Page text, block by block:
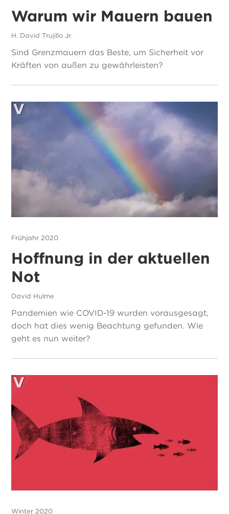
Warum wir Mauern bauen
H. David Trujillo Jr.
Sind Grenzmauern das Beste, um Sicherheit vor
Kräften von außen zu gewährleisten?
Frühjahr 2020
Hoffnung in der aktuellen
Not
David Hulme
Pandemien wie COVID-19 wurden vorausgesagt,
doch hat dies wenig Beachtung gefunden. Wie
geht es nun weiter?
Winter 2020